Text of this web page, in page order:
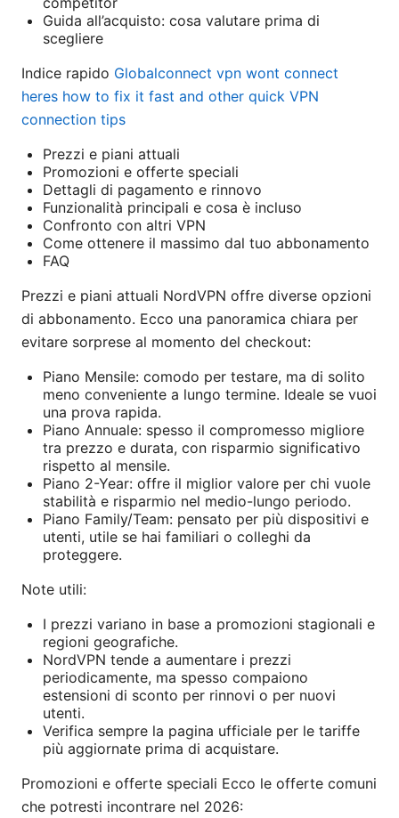
Guida all’acquisto: cosa valutare prima di
scegliere
Indice rapido Globalconnect vpn wont connect
heres how to fix it fast and other quick VPN
connection tips
Prezzi e piani attuali
Promozioni e offerte speciali
Dettagli di pagamento e rinnovo
Funzionalità principali e cosa è incluso
Confronto con altri VPN
Come ottenere il massimo dal tuo abbonamento
FAQ
Prezzi e piani attuali NordVPN offre diverse opzioni
di abbonamento. Ecco una panoramica chiara per
evitare sorprese al momento del checkout:
Piano Mensile: comodo per testare, ma di solito
meno conveniente a lungo termine. Ideale se vuoi
una prova rapida.
Piano Annuale: spesso il compromesso migliore
tra prezzo e durata, con risparmio significativo
rispetto al mensile.
Piano 2-Year: offre il miglior valore per chi vuole
stabilità e risparmio nel medio-lungo periodo.
Piano Family/Team: pensato per più dispositivi e
utenti, utile se hai familiari o colleghi da
proteggere.
Note utili:
I prezzi variano in base a promozioni stagionali e
regioni geografiche.
NordVPN tende a aumentare i prezzi
periodicamente, ma spesso compaiono
estensioni di sconto per rinnovi o per nuovi
utenti.
Verifica sempre la pagina ufficiale per le tariffe
più aggiornate prima di acquistare.
Promozioni e offerte speciali Ecco le offerte comuni
che potresti incontrare nel 2026: